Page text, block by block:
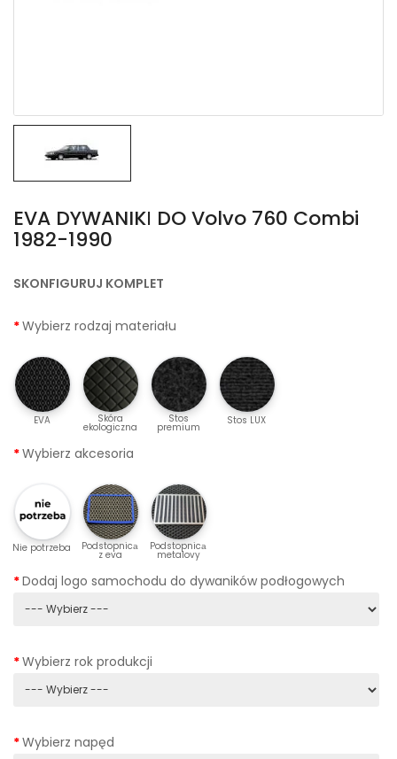
EVA DYWANIKІ DO Volvo 760 Combi
1982-1990
SKONFIGURUJ KOMPLET
Wybierz rodzaj materiału
EVA Skóra
ekologiczna
Stos
premium
Stos LUX
Wybierz akcesoria
Nie potrzeba Podstopnicа
z eva
Podstopnicа
metalovy
Dodaj logo samochodu do dywaników podłogowych
Wybierz rok produkcji
Wybierz napęd